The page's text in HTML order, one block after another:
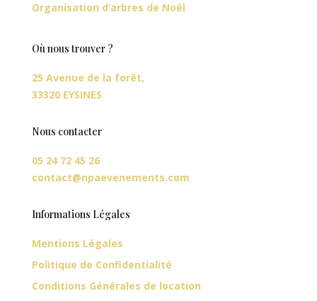
Organisation d’arbres de Noël
Où nous trouver ?
25 Avenue de la forêt,
33320 EYSINES
Nous contacter
05 24 72 45 26
contact@npaevenements.com
Informations Légales
Mentions Légales
Politique de Confidentialité
Conditions Générales de location